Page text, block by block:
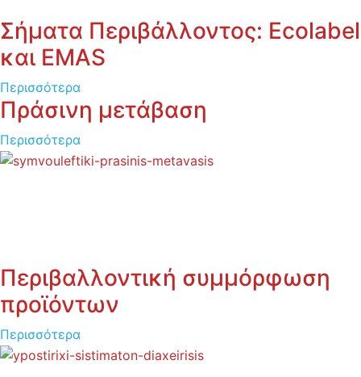
Σήματα Περιβάλλοντος: Ecolabel
και EMAS
Περισσότερα
Πράσινη μετάβαση
Περισσότερα
Περιβαλλοντική συμμόρφωση
προϊόντων
Περισσότερα